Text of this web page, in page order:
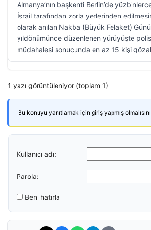
Almanya’nın başkenti Berlin’de
İsrail tarafından zorla yerlerinden
olarak anılan Nakba (Büyük Felaket)
yıldönümünde düzenlenen yürüyüşte
müdahalesi sonucunda en az 15 kişi
1 yazı görüntüleniyor (toplam 1)
Bu konuyu yanıtlamak için giriş yapmış
Kullanıcı adı:
Parola:
Beni hatırla